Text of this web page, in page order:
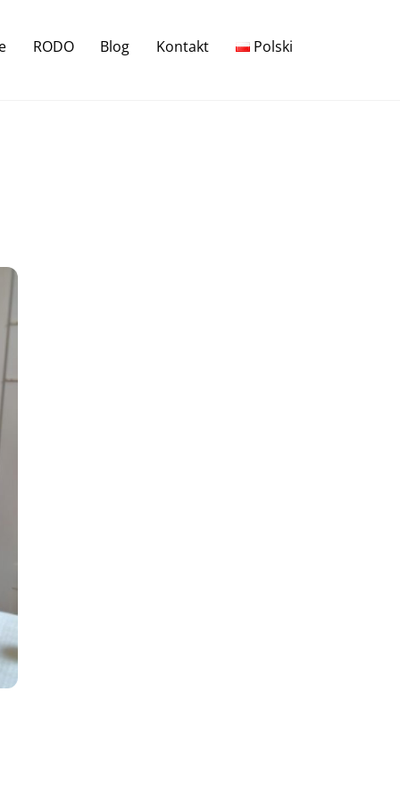
RODO Blog Kontakt Polski